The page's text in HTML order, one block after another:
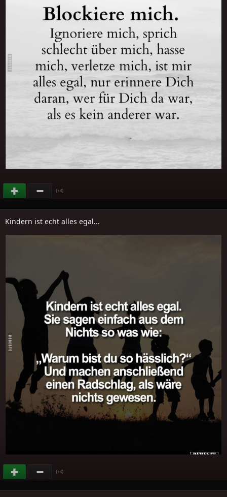
(+4)
Kindern ist echt alles egal...
(+4)